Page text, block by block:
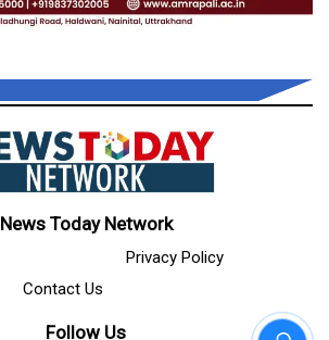
News Today Network
Privacy Policy
Contact Us
Follow Us